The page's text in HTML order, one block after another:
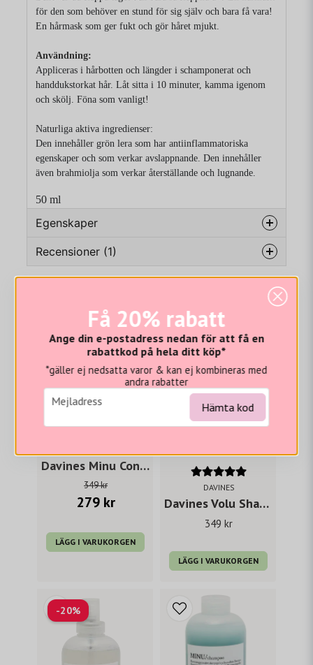
Davines Minu Conditioner 250 ml
349 kr
279 kr
LÄGG I VARUKORGEN
DAVINES
Davines Volu Shampoo 250 ml
349 kr
LÄGG I VARUKORGEN
-20%
för den som behöver en stund för sig själv och bara få vara!
En hårmask som ger fukt och gör håret mjukt.
Användning:
Appliceras i hårbotten och längder i schamponerat och
handdukstorkat hår. Låt sitta i 10 minuter, kamma igenom
och skölj. Föna som vanligt!
Naturliga aktiva ingredienser:
Den innehåller grön lera som har antiinflammatoriska
egenskaper och som verkar avslappnande. Den innehåller
även brahmiolja som verkar återställande och lugnande.
50 ml
Egenskaper
Ingredienser
AQUA / WATER / EAU, CETEARYL
ALCOHOL, BEHENTRIMONIUM
CHLORIDE, GLYCERIN, CETYL ALCOHOL,
CETRIMONIUM CHLORIDE,
POLYGLYCERYL-4 OLEATE, GLYCERYL
STEARATE, PANTHENOL, LIMONENE,
HELIANTHUS ANNUUS SEED OIL /
HELIANTHUS ANNUUS (SUNFLOWER)
SEED OIL, ISOPROPYL ALCOHOL,
CITRUS AURANTIUM DULCIS (ORANGE)
PEEL OIL, BENZYL ALCOHOL,
SIMMONDSIA CHINENSIS (JOJOBA) SEED
OIL, GLYCERYL OLIVATE, DISODIUM
EDTA, KAOLIN, SCLEROTIUM GUM,
SODIUM BENZOATE, HYDROGENATED
RAPESEED ALCOHOL, TOCOPHEROL,
CITRIC ACID, LAURUS NOBILIS LEAF
OIL, BACOPA MONNIERI EXTRACT.
Recensioner (1)
Få 20% rabatt
Ange din e-postadress nedan för att få en
rabattkod på hela ditt köp*
*gäller ej nedsatta varor & kan ej kombineras med
andra rabatter
email
Mejladress Hämta kod